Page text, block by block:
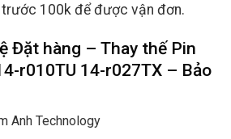
100k để được vận đơn.
Đặt hàng – Thay thế Pin
r010TU 14-r027TX – Bảo
Anh Technology